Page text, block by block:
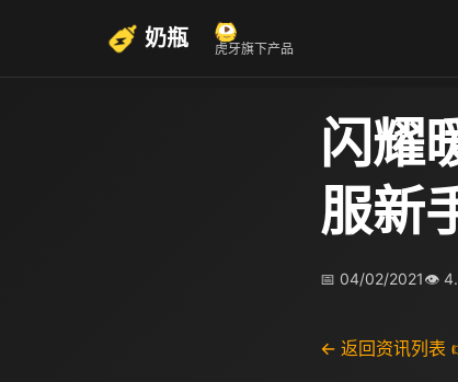
奶瓶 虎牙旗下产品
闪耀
服新
📅 04/02/2021👁
← 返回资讯列表